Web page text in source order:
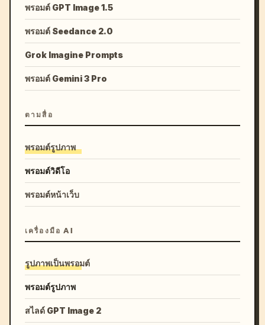
พรอมต์ GPT Image 1.5
พรอมต์ Seedance 2.0
Grok Imagine Prompts
พรอมต์ Gemini 3 Pro
ตามสื่อ
พรอมต์รูปภาพ
พรอมต์วิดีโอ
พรอมต์หน้าเว็บ
เครื่องมือ AI
รูปภาพเป็นพรอมต์
พรอมต์รูปภาพ
สไลด์ GPT Image 2